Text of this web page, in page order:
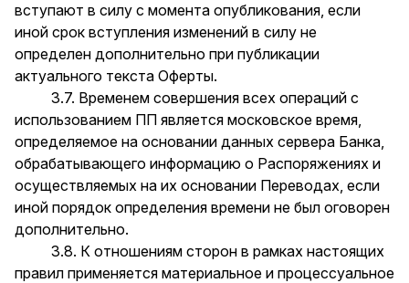
вступают в силу с момента опубликования, если
иной срок вступления изменений в силу не
определен дополнительно при публикации
актуального текста Оферты.
3.7. Временем совершения всех операций с
использованием ПП является московское время,
определяемое на основании данных сервера Банка,
обрабатывающего информацию о Распоряжениях и
осуществляемых на их основании Переводах, если
иной порядок определения времени не был оговорен
дополнительно.
3.8. К отношениям сторон в рамках настоящих
правил применяется материальное и процессуальное